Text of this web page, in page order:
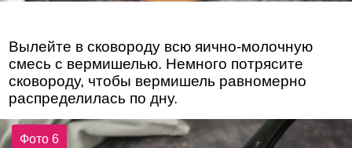
Вылейте в сковороду всю яично-молочную
смесь с вермишелью. Немного потрясите
сковороду, чтобы вермишель равномерно
распределилась по дну.
Фото 6